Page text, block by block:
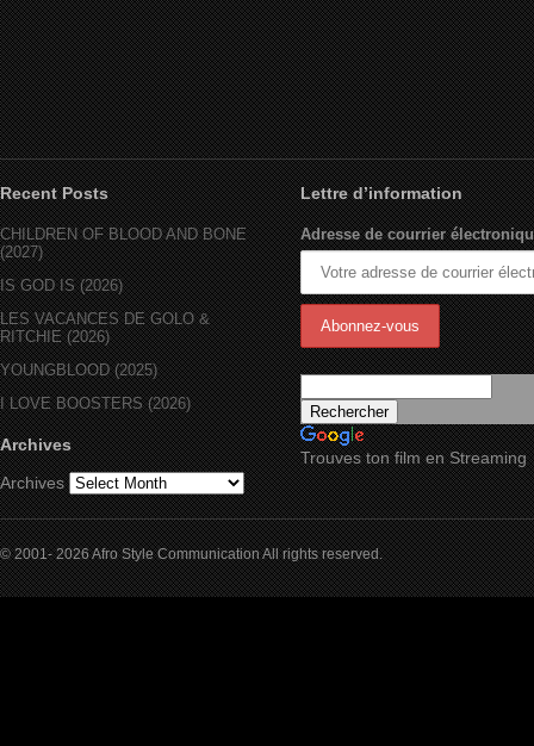
Recent Posts
CHILDREN OF BLOOD AND BONE
(2027)
IS GOD IS (2026)
LES VACANCES DE GOLO &
RITCHIE (2026)
YOUNGBLOOD (2025)
I LOVE BOOSTERS (2026)
Archives
Archives
Lettre d’information
Adresse de courrier
Trouves ton film en Streaming
© 2001- 2026 Afro Style Communication All rights reserved.